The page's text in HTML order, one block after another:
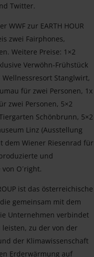
Twitter.
WWF zur EARTH HOUR
zwei Fairphones,
Weitere Preise: 1×2
Verwöhn-Frühstück
Stanglwirt,
für zwei Personen, 1x
zwei Personen, 5×2
Schönbrunn, 5×2
Linz (Ausstellung
dem Wiener Riesenrad für
und
O´right.
ist das österreichische
gemeinsam mit dem
Unternehmen verbindet
leisten, zu der von der
der Klimawissenschaft
Erderwärmung auf